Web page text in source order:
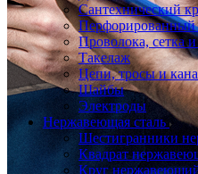
Сантехнический
Перфорированный
Проволока, сетка и
Такелаж
Цепи, тросы и
Шайбы
Электроды
Нержавеющая сталь
Шестигранники
Квадрат
Круг